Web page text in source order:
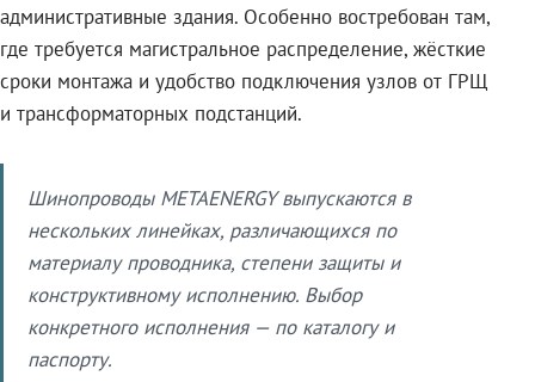
административные здания. Особенно востребован там,
где требуется магистральное распределение, жёсткие
сроки монтажа и удобство подключения узлов от ГРЩ
и трансформаторных подстанций.
Шинопроводы METAENERGY выпускаются в
нескольких линейках, различающихся по
материалу проводника, степени защиты и
конструктивному исполнению. Выбор
конкретного исполнения — по каталогу и
паспорту.